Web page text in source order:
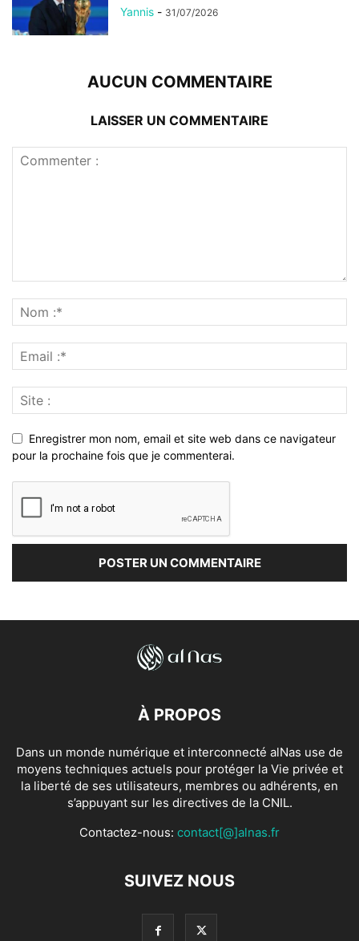
Yannis - 31/07/2026
AUCUN COMMENTAIRE
LAISSER UN COMMENTAIRE
Enregistrer mon nom, email et site web dans ce navigateur
pour la prochaine fois que je commenterai.
À PROPOS
Dans un monde numérique et interconnecté alNas use de
moyens techniques actuels pour protéger la Vie privée et
la liberté de ses utilisateurs, membres ou adhérents, en
s’appuyant sur les directives de la CNIL.
Contactez-nous: contact[@]alnas.fr
SUIVEZ NOUS